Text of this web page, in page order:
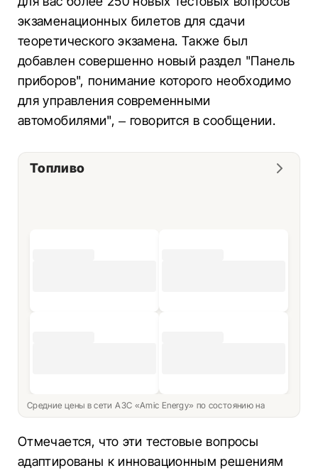
экзаменационных билетов для сдачи
теоретического экзамена. Также был
добавлен совершенно новый раздел "Панель
приборов", понимание которого необходимо
для управления современными
автомобилями", – говорится в сообщении.
Топливо
Средние цены в сети АЗС «Amic Energy» по состоянию на
Отмечается, что эти тестовые вопросы
адаптированы к инновационным решениям